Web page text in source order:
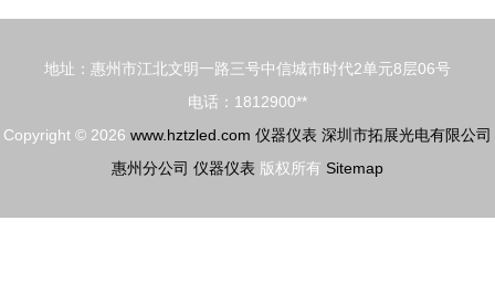
地址：惠州市江北文明一路三号中信城市时代2单元8层06号
电话：1812900**
Copyright © 2026 www.hztzled.com 仪器仪表 深圳市拓展光电有限公司
惠州分公司 仪器仪表 版权所有 Sitemap